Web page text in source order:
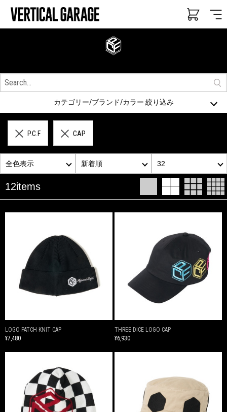
カテゴリー/ブランド/カラー 絞り込み
P.C.F CAP
12items
全色表示 新着順 32
LOGO PATCH KNIT CAP
¥7,480
THREE DICE LOGO CAP
¥6,930